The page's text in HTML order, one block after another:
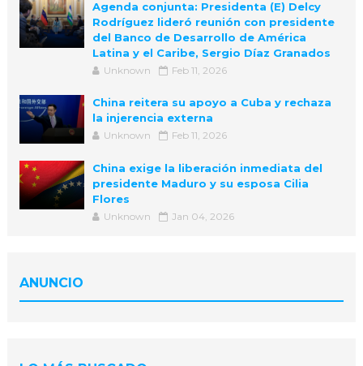
Agenda conjunta: Presidenta (E) Delcy
Rodríguez lideró reunión con presidente
del Banco de Desarrollo de América
Latina y el Caribe, Sergio Díaz Granados
Unknown Feb 11, 2026
China reitera su apoyo a Cuba y rechaza
la injerencia externa
Unknown Feb 11, 2026
China exige la liberación inmediata del
presidente Maduro y su esposa Cilia
Flores
Unknown Jan 04, 2026
ANUNCIO